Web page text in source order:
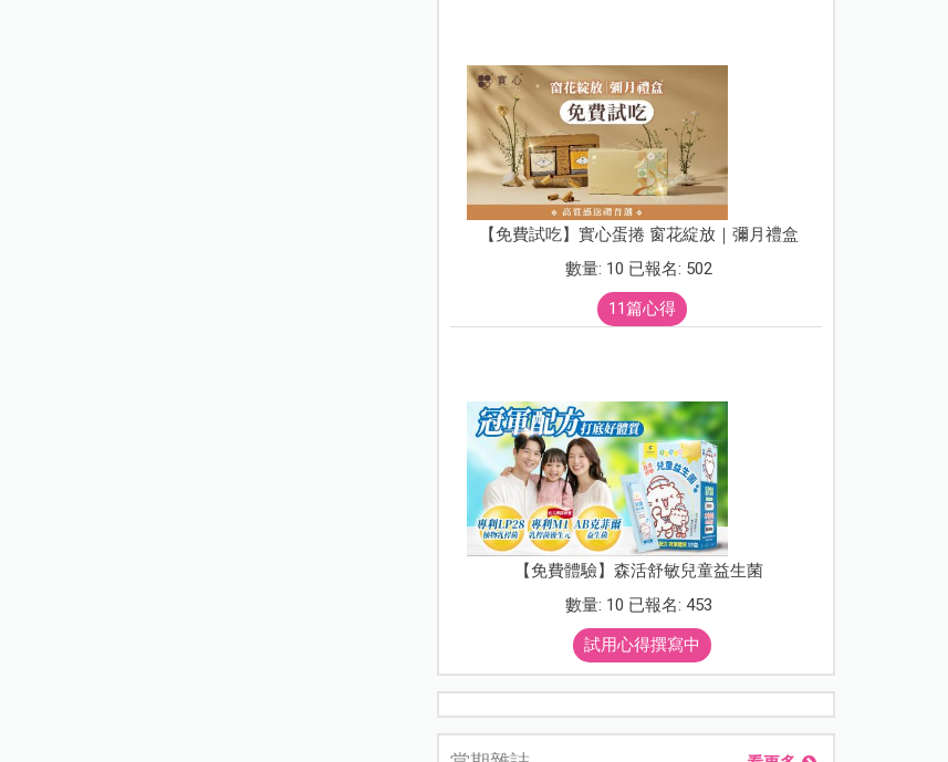
【免費試吃】實心蛋捲 窗花綻放｜彌月禮盒
數量: 10 已報名: 502
11篇心得
【免費體驗】森活舒敏兒童益生菌
數量: 10 已報名: 453
試用心得撰寫中